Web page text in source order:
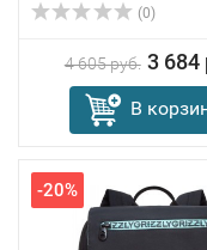
(0)
4 605 руб. 3 684
В
-20%